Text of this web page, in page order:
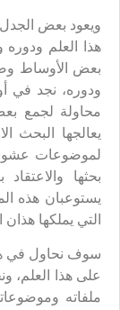
ويعود بعض
هذا العلم ودوره
بعض الأوساط
ودوره، نجد في
محاولة لجمع
يعالجها البحث
لموضوعات
بحثها
يستوعبان هذه
التي يملكها هذان
سوف نحاول في
على هذا العلم،
ملفاته